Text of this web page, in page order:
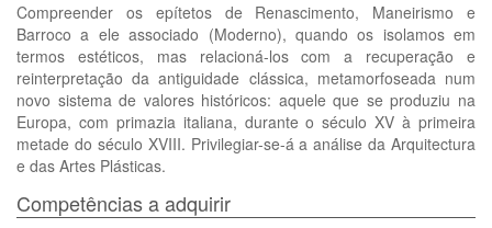
Compreender os epítetos de Renascimento, Maneirismo e
Barroco a ele associado (Moderno), quando os isolamos em
termos estéticos, mas relacioná-los com a recuperação e
reinterpretação da antiguidade clássica, metamorfoseada num
novo sistema de valores históricos: aquele que se produziu na
Europa, com primazia italiana, durante o século XV à primeira
metade do século XVIII. Privilegiar-se-á a análise da Arquitectura
e das Artes Plásticas.
Competências a adquirir